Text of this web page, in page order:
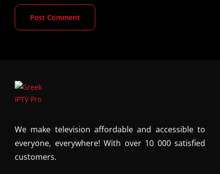
We make television affordable and accessible to
everyone, everywhere! With over 10 000 satisfied
customers.